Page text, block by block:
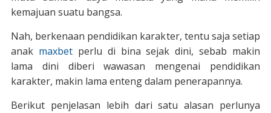
kemajuan suatu bangsa.
Nah, berkenaan pendidikan karakter, tentu saja setiap
anak maxbetperlu di bina sejak dini, sebab makin
lama dini diberi wawasan mengenai pendidikan
karakter, makin lama enteng dalam penerapannya.
Berikut penjelasan lebih dari satu alasan perlunya